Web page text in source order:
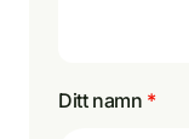
Ditt namn *